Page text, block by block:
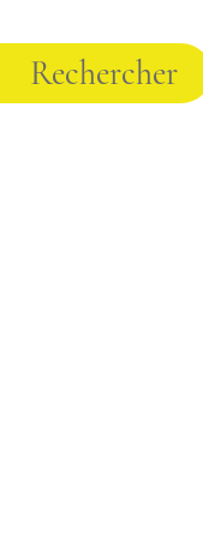
Rechercher